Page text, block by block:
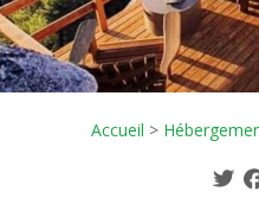
Accueil >